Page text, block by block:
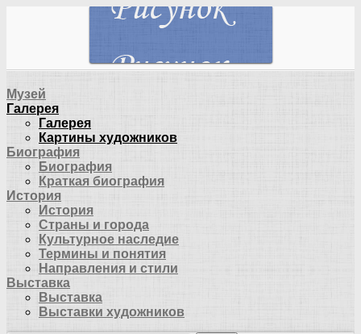
Музей
Галерея
Галерея
Картины художников
Биография
Биография
Краткая биография
История
История
Страны и города
Культурное наследие
Термины и понятия
Направления и стили
Выставка
Выставка
Выставки художников